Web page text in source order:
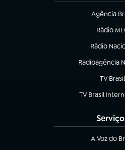
Agência
(abre em
Rádio
(abre em
Rádio
Radioagência
(abre em nova
TV Brasil
(abre
TV Brasil
(abre em nova
A Voz do
(abre em